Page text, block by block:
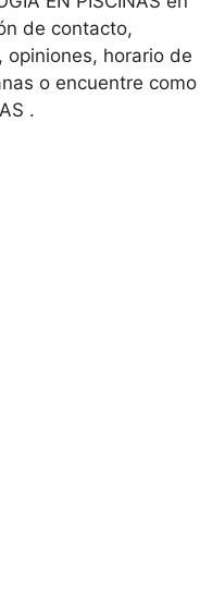
de contacto,
horario de
o encuentre como
.